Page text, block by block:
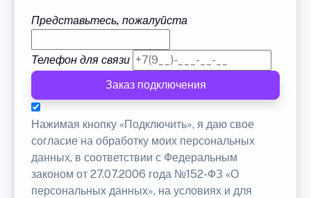
Представьтесь, пожалуйста
Телефон для связи
Заказ подключения
Нажимая кнопку «Подключить», я даю свое
согласие на обработку моих персональных
данных, в соответствии с Федеральным
законом от 27.07.2006 года №152-ФЗ «О
персональных данных», на условиях и для